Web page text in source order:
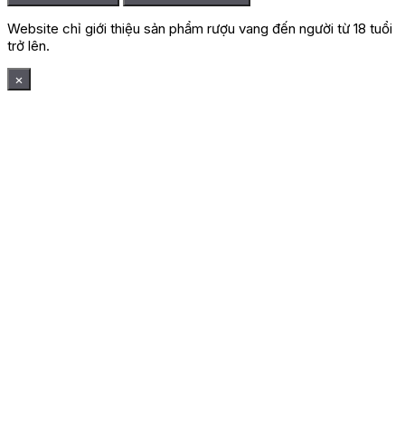
Website chỉ giới thiệu sản phẩm rượu vang đến người từ 18 tuổi
trở lên.
×